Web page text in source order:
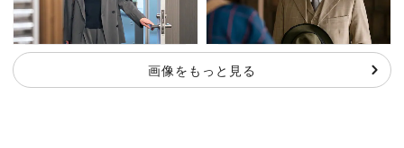
画像をもっと見る